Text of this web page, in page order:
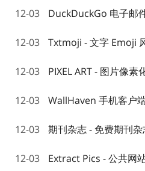
12-03 DuckDuckGo 电子邮
12-03 Txtmoji - 文字 Emoji
12-03 PIXEL ART - 图片像素
12-03 WallHaven 手机客户
12-03 期刊杂志 - 免费期刊
12-03 Extract Pics - 公共网